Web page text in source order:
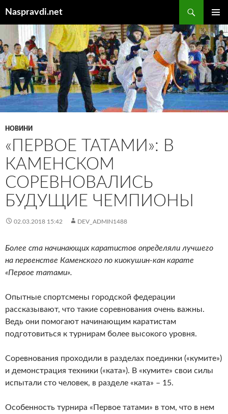
вмісту
Naspravdi.net
МЕНЮ
НОВИНИ
«ПЕРВОЕ ТАТАМИ»: В
КАМЕНСКОМ
СОРЕВНОВАЛИСЬ
БУДУЩИЕ ЧЕМПИОНЫ
02.03.2018 15:42 DEV_ADMIN1488
Более ста начинающих каратистов определяли лучшего
на первенстве Каменского по киокушин-кан карате
«Первое татами».
Опытные спортсмены городской федерации
рассказывают, что такие соревнования очень важны.
Ведь они помогают начинающим каратистам
подготовиться к турнирам более высокого уровня.
Соревнования проходили в разделах поединки («кумите»)
и демонстрация техники («ката»). В «кумите» свои силы
испытали сто человек, в разделе «ката» – 15.
Особенность турнира «Первое татами» в том, что в нем